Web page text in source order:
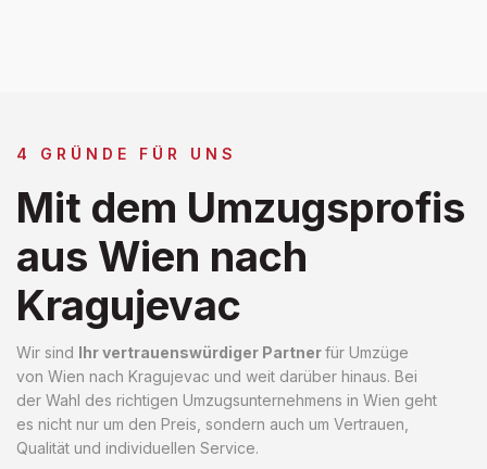
4 GRÜNDE FÜR UNS
Mit dem Umzugsprofis
aus Wien nach
Kragujevac
Wir sind Ihr vertrauenswürdiger Partnerfür Umzüge
von Wien nach Kragujevac und weit darüber hinaus. Bei
der Wahl des richtigen Umzugsunternehmens in Wien geht
es nicht nur um den Preis, sondern auch um Vertrauen,
Qualität und individuellen Service.